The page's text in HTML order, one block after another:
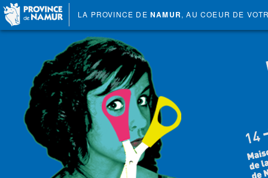
LA PROVINCE DE NAMUR, AU COEUR DE